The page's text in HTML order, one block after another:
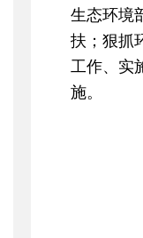
生态环境
扶；狠抓
工作、实
施。